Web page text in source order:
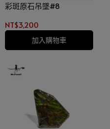
彩斑原石吊墜#8
NT$3,200
加入購物車